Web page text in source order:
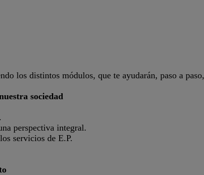
los distintos módulos, que te ayudarán, paso a
sociedad
perspectiva integral.
servicios de E.P.